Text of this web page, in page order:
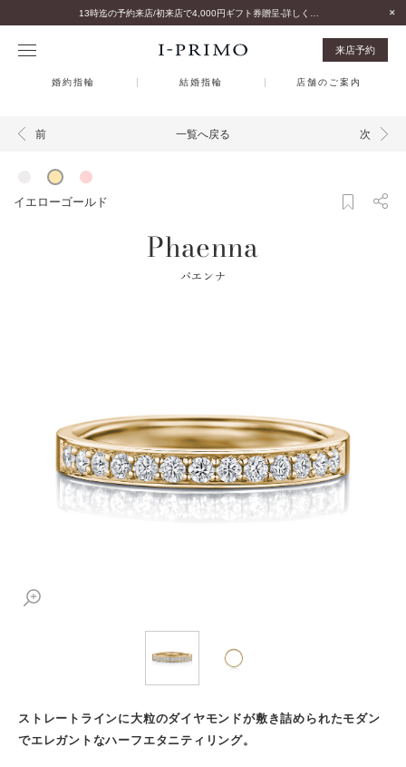
来店予約
婚約指輪 結婚指輪 店舗のご案内
前 一覧へ戻る 次
イエローゴールド
Phaenna
パエンナ
ストレートラインに大粒のダイヤモンドが敷き詰められたモダン
でエレガントなハーフエタニティリング。